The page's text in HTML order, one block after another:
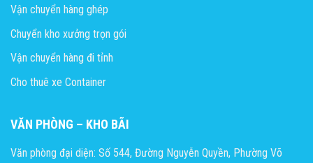
Vận chuyển hàng ghép
Chuyển kho xưởng trọn gói
Vận chuyển hàng đi tỉnh
Cho thuê xe Container
VĂN PHÒNG – KHO BÃI
Văn phòng đại diện: Số 544, Đường Nguyễn Quyền, Phường Võ